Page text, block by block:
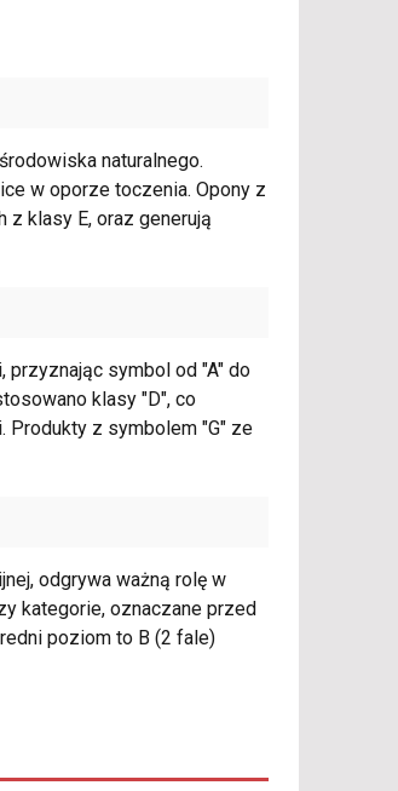
naturalnego.
w oporze toczenia. Opony z
klasy E, oraz generują
przyznając symbol od "A" do
klasy "D", co
Produkty z symbolem "G" ze
odgrywa ważną rolę w
kategorie, oznaczane przed
poziom to B (2 fale)